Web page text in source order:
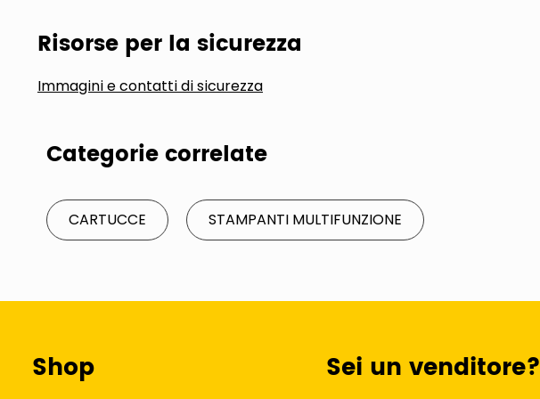
Risorse per la sicurezza
Immagini e contatti di sicurezza
Categorie correlate
CARTUCCE STAMPANTI MULTIFUNZIONE
Shop Sei un venditore?